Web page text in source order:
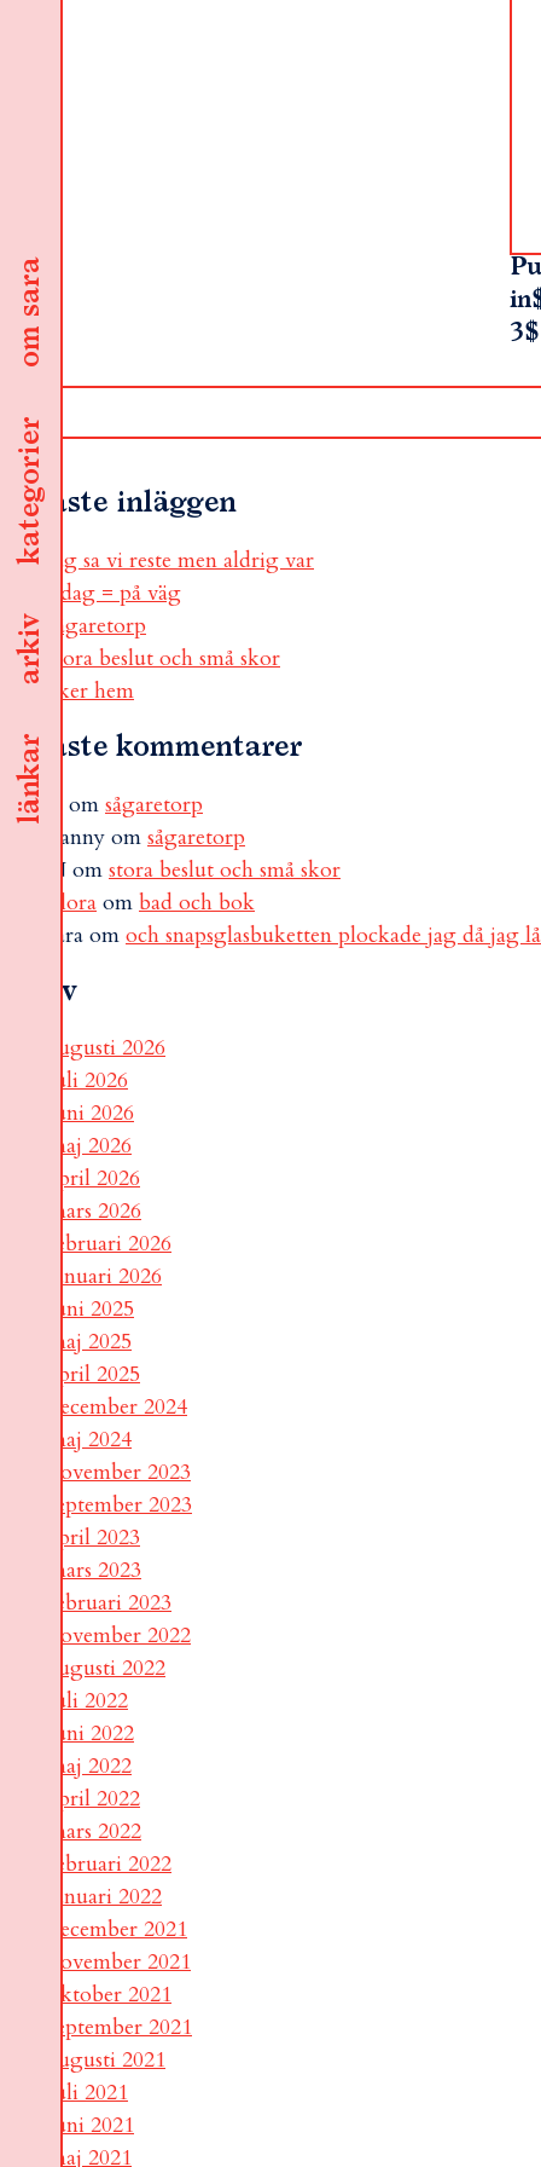
länkar
arkiv
kategorier
om sara
in
Senaste inläggen
jag sa vi reste men aldrig var
i dag = på väg
sågaretorp
stora beslut och små skor
åker hem
Senaste kommentarer
om sågaretorp
Fanny om sågaretorp
N om stora beslut och små skor
Flora om bad och bok
sara om och snapsglasbuketten plockade jag då
Arkiv
augusti 2026
juli 2026
juni 2026
maj 2026
april 2026
mars 2026
februari 2026
januari 2026
juni 2025
maj 2025
april 2025
december 2024
maj 2024
november 2023
september 2023
april 2023
mars 2023
februari 2023
november 2022
augusti 2022
juli 2022
juni 2022
maj 2022
april 2022
mars 2022
februari 2022
januari 2022
december 2021
november 2021
oktober 2021
september 2021
augusti 2021
juli 2021
juni 2021
maj 2021